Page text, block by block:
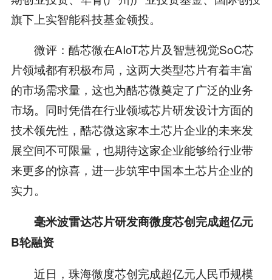
旗下上实智能科技基金领投。
微评：酷芯微在AIoT芯片及智慧视觉SoC芯
片领域都有积极布局，这两大类型芯片有着丰富
的市场需求量，这也为酷芯微奠定了广泛的业务
市场。同时凭借在行业领域芯片研发设计方面的
技术领先性，酷芯微这家本土芯片企业的未来发
展空间不可限量，也期待这家企业能够给行业带
来更多的惊喜，进一步筑牢中国本土芯片企业的
实力。
毫米波雷达芯片研发商微度芯创完成超亿元
B轮融资
近日，珠海微度芯创完成超亿元人民币规模